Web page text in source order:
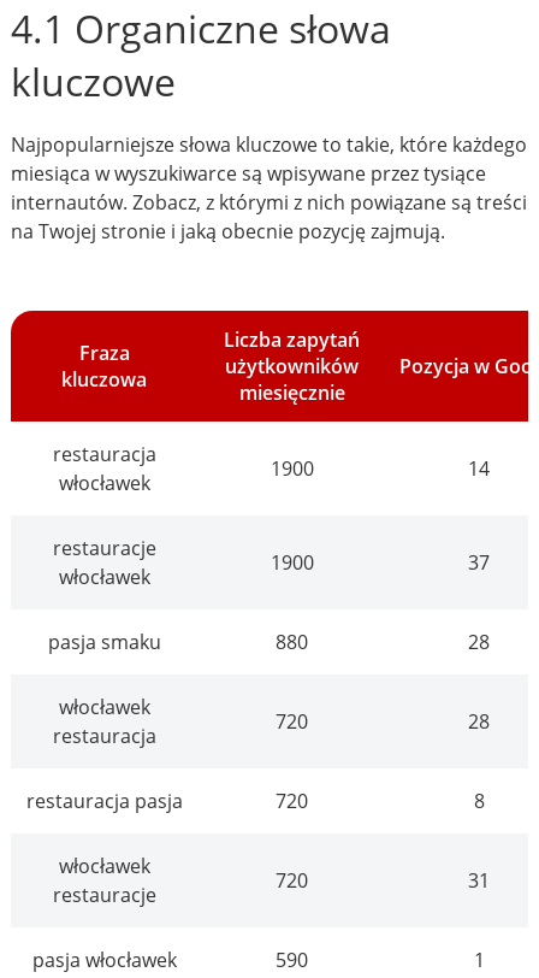
4.1 Organiczne słowa
kluczowe
Najpopularniejsze słowa kluczowe to takie, które każdego
miesiąca w wyszukiwarce są wpisywane przez tysiące
internautów. Zobacz, z którymi z nich powiązane są treści
na Twojej stronie i jaką obecnie pozycję zajmują.
Fraza
kluczowa
Liczba zapytań
użytkowników
miesięcznie
Pozycja w
restauracja
włocławek
1900 14
restauracje
włocławek
1900 37
pasja smaku 880 28
włocławek
restauracja
720 28
restauracja pasja 720 8
włocławek
restauracje
720 31
pasja włocławek 590 1